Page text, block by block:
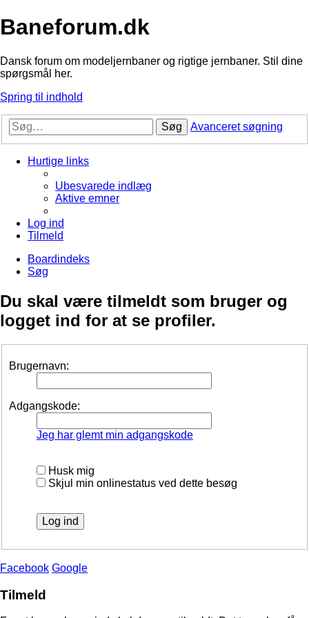
Baneforum.dk
Dansk forum om modeljernbaner og rigtige jernbaner. Stil dine
spørgsmål her.
Spring til indhold
Søg Avanceret søgning
Hurtige links
Ubesvarede indlæg
Aktive emner
Log ind
Tilmeld
Boardindeks
Søg
Du skal være tilmeldt som bruger og
logget ind for at se profiler.
Brugernavn:
Adgangskode:
Jeg har glemt min adgangskode
Husk mig
Skjul min onlinestatus ved dette besøg
Facebook Google
Tilmeld